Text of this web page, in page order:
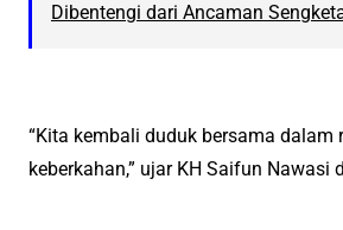
Dibentengi dari Ancaman
“Kita kembali duduk bersama
keberkahan,” ujar KH Saifun Nawasi